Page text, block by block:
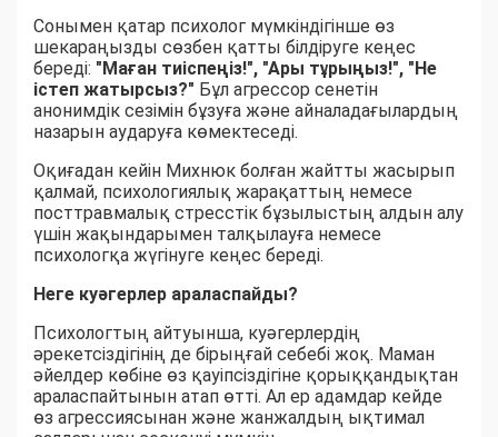
Сонымен қатар психолог мүмкіндігінше өз
шекараңызды сөзбен қатты білдіруге кеңес
береді: "Маған тиіспеңіз!", "Ары тұрыңыз!", "Не
істеп жатырсыз?" Бұл агрессор сенетін
анонимдік сезімін бұзуға және айналадағылардың
назарын аударуға көмектеседі.
Оқиғадан кейін Михнюк болған жайтты жасырып
қалмай, психологиялық жарақаттың немесе
посттравмалық стресстік бұзылыстың алдын алу
үшін жақындарымен талқылауға немесе
психологқа жүгінуге кеңес береді.
Неге куәгерлер араласпайды?
Психологтың айтуынша, куәгерлердің
әрекетсіздігінің де бірыңғай себебі жоқ. Маман
әйелдер көбіне өз қауіпсіздігіне қорыққандықтан
араласпайтынын атап өтті. Ал ер адамдар кейде
өз агрессиясынан және жанжалдың ықтимал